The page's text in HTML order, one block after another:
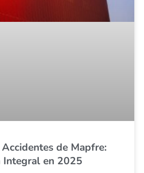
de Mapfre:
Integral en 2025